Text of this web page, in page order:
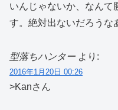
いんじゃないか、なんて
す。絶対出ないだろうな
型落ちハンター より:
2016年1月20日 00:26
>Kanさん